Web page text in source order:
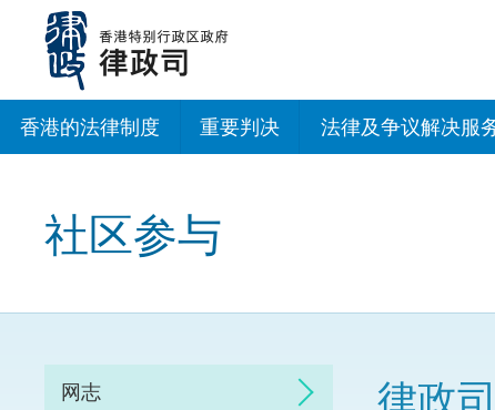
内
香港的法律制度 重要判决 法律及争议解决服
社区参与
网志 律政